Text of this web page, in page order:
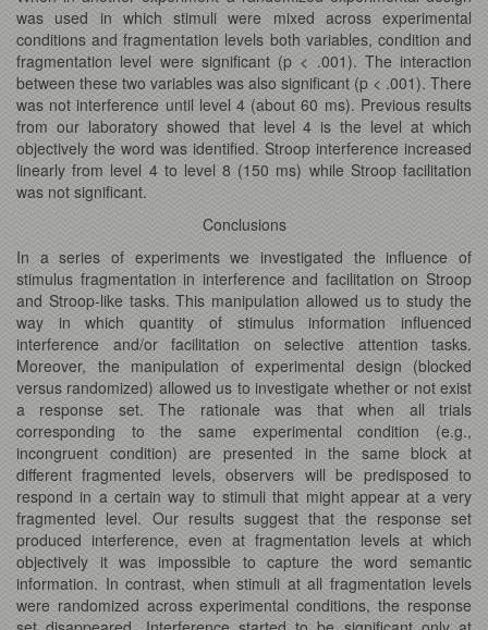
was used in which stimuli were mixed across experimental
conditions and fragmentation levels both variables, condition and
fragmentation level were significant (p < .001). The interaction
between these two variables was also significant (p < .001). There
was not interference until level 4 (about 60 ms). Previous results
from our laboratory showed that level 4 is the level at which
objectively the word was identified. Stroop interference increased
linearly from level 4 to level 8 (150 ms) while Stroop facilitation
was not significant.
Conclusions
In a series of experiments we investigated the influence of
stimulus fragmentation in interference and facilitation on Stroop
and Stroop-like tasks. This manipulation allowed us to study the
way in which quantity of stimulus information influenced
interference and/or facilitation on selective attention tasks.
Moreover, the manipulation of experimental design (blocked
versus randomized) allowed us to investigate whether or not exist
a response set. The rationale was that when all trials
corresponding to the same experimental condition (e.g.,
incongruent condition) are presented in the same block at
different fragmented levels, observers will be predisposed to
respond in a certain way to stimuli that might appear at a very
fragmented level. Our results suggest that the response set
produced interference, even at fragmentation levels at which
objectively it was impossible to capture the word semantic
information. In contrast, when stimuli at all fragmentation levels
were randomized across experimental conditions, the response